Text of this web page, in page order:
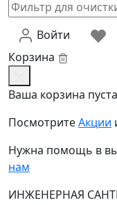
Войти
Корзина
Ваша корзина
ПосмотритеАкции
Нужна помощь в
нам
ИНЖЕНЕРНАЯ